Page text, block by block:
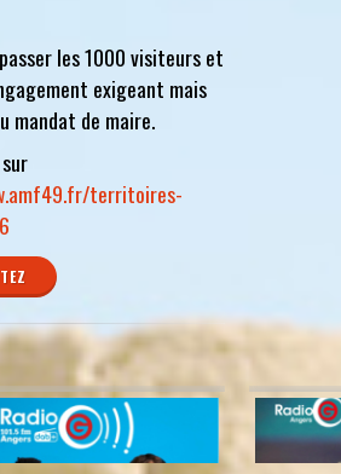
les 1000 visiteurs et
exigeant mais
mandat de maire.
territoires-